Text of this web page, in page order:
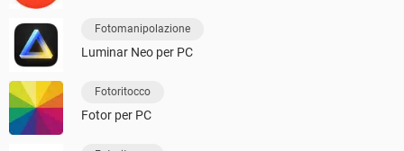
Fotomanipolazione
Luminar Neo per PC
Fotoritocco
Fotor per PC